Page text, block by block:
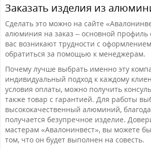
Заказать изделия из
Сделать это можно на сайте
алюминия на заказ – основной профиль
вас возникают трудности с
обратиться за помощью к менеджерам.
Почему лучше выбрать именно эту
индивидуальный подход к каждому
условия оплаты, можно получить
также товар с гарантией. Для работы
высококачественный алюминий,
получается безупречное изделие.
мастерам «Авалонинвест», вы можете
том, что он будет выполнен на совесть.